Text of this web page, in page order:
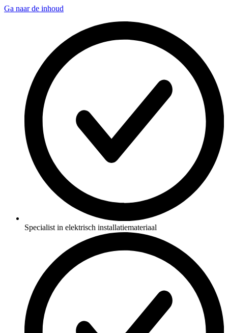
Ga naar de inhoud
Specialist in elektrisch installatiemateriaal